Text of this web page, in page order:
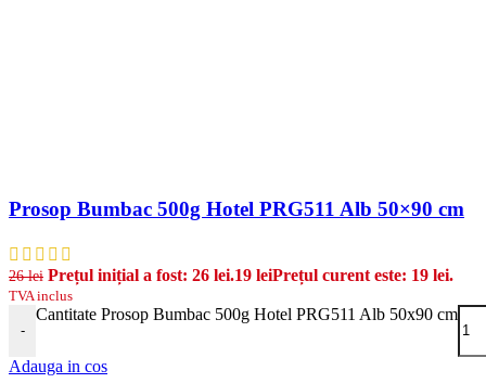
Prosop Bumbac 500g Hotel PRG511 Alb 50×90 cm
26lei Prețul inițial a fost: 26 lei.19 leiPrețul curent este: 19 lei.
TVA inclus
-
Cantitate Prosop Bumbac 500g Hotel PRG511 Alb 50x90 cm
Adauga in cos